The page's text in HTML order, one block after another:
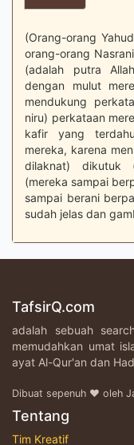
(Orang-orang
orang-orang
(adalah putra
dengan mulut
mendukung
niru) perkataan
kafir yang
mereka, karena
dilaknat) dikutuk
(mereka sampai
sampai berani
sudah jelas dan
TafsirQ.com
adalah sebuah
memudahkan umat
ayat Al-Qur'an dan
Dibuat sepenuh ♥ oleh
Tentang
Tim Kreatif